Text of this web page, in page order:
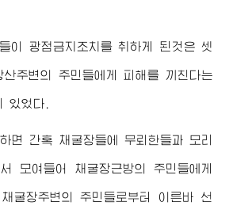
이 광점금지조치를 취하게 된것은 셋
산주변의 주민들에게 피해를 끼친다는
있었다.
면 간혹 채굴장들에 무뢰한들과 모리
모여들어 채굴장근방의 주민들에게
굴장주변의 주민들로부터 이른바 선